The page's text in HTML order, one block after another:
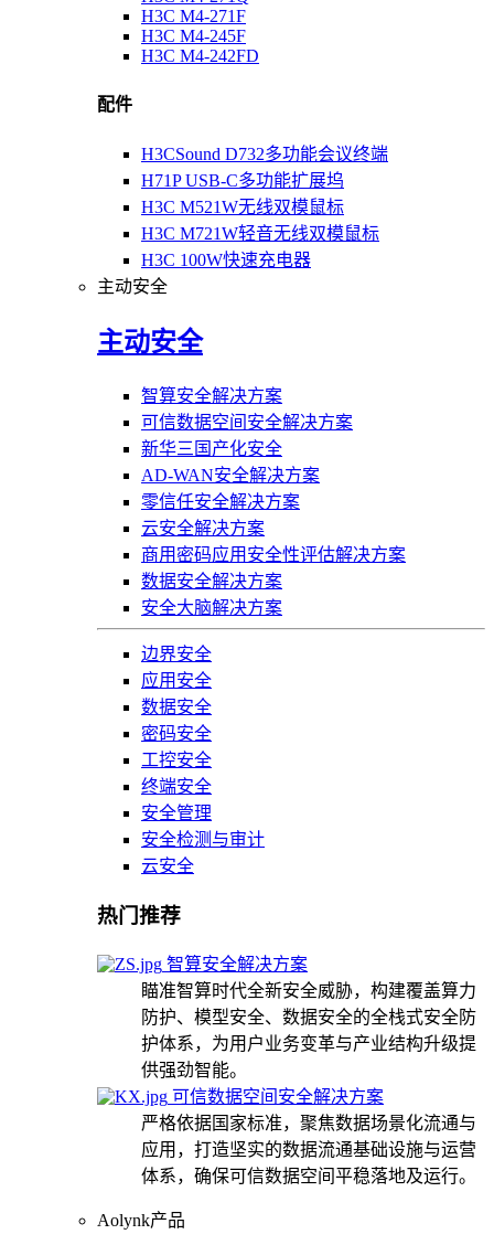
H3C M4-271F
H3C M4-245F
H3C M4-242FD
配件
H3CSound D732多功能会议终端
H71P USB-C多功能扩展坞
H3C M521W无线双模鼠标
H3C M721W轻音无线双模鼠标
H3C 100W快速充电器
主动安全
主动安全
智算安全解决方案
可信数据空间安全解决方案
新华三国产化安全
AD-WAN安全解决方案
零信任安全解决方案
云安全解决方案
商用密码应用安全性评估解决方案
数据安全解决方案
安全大脑解决方案
边界安全
应用安全
数据安全
密码安全
工控安全
终端安全
安全管理
安全检测与审计
云安全
热门推荐
智算安全解决方案
瞄准智算时代全新安全威胁，构建覆盖算力
防护、模型安全、数据安全的全栈式安全防
护体系，为用户业务变革与产业结构升级提
供强劲智能。
可信数据空间安全解决方案
严格依据国家标准，聚焦数据场景化流通与
应用，打造坚实的数据流通基础设施与运营
体系，确保可信数据空间平稳落地及运行。
Aolynk产品